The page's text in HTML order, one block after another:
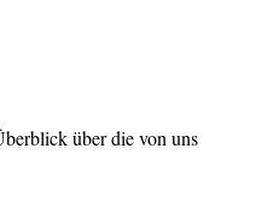
über die von uns